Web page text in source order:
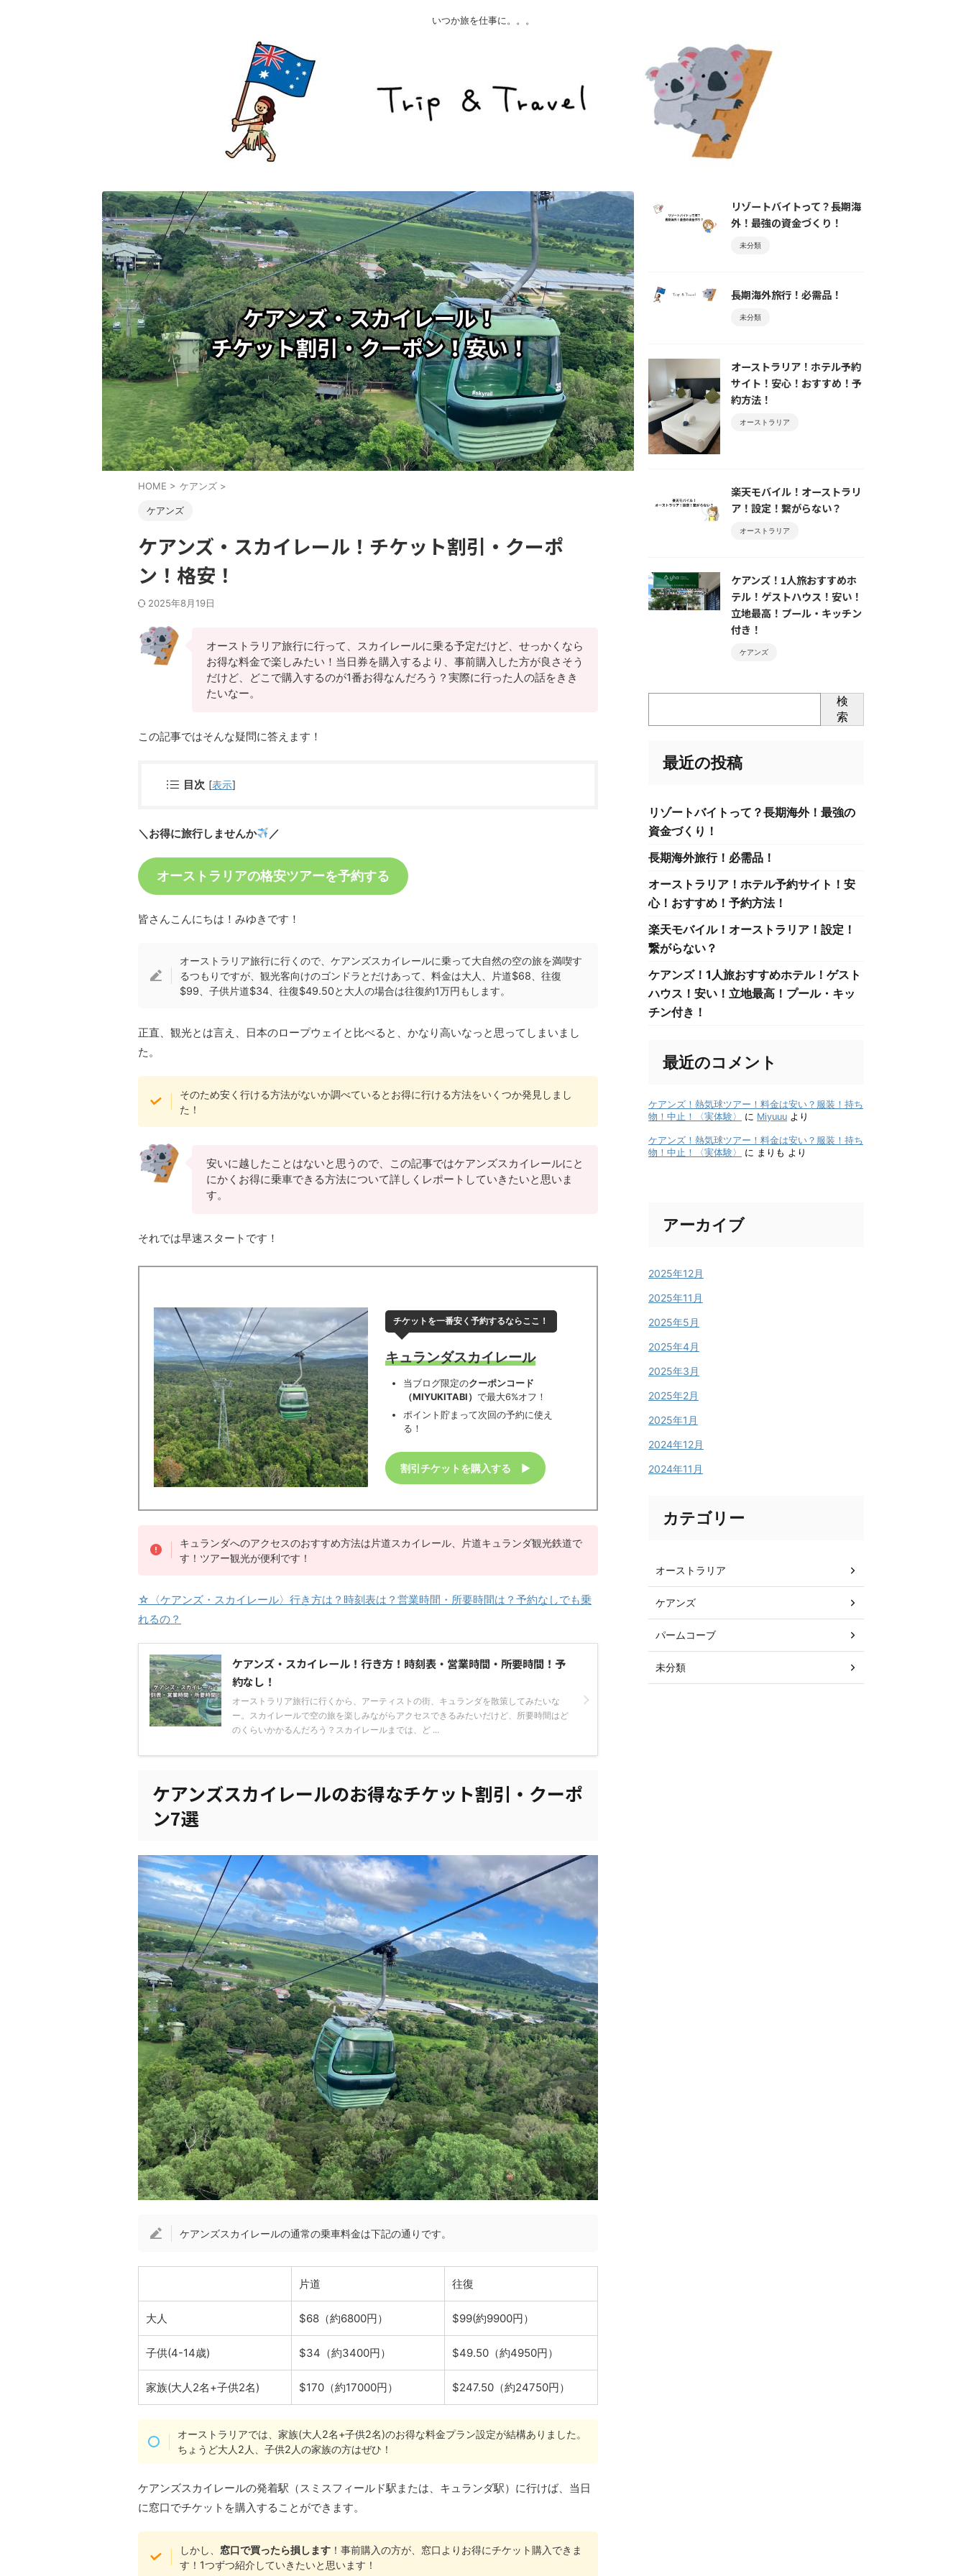
いつか旅を仕事に。。。
HOME > ケアンズ >
ケアンズ
ケアンズ・スカイレール！チケット割引・クーポ
ン！格安！
2025年8月19日
オーストラリア旅行に行って、スカイレールに乗る予定だけど、せっかくなら
お得な料金で楽しみたい！当日券を購入するより、事前購入した方が良さそう
だけど、どこで購入するのが1番お得なんだろう？実際に行った人の話をきき
たいなー。
この記事ではそんな疑問に答えます！
目次 [表示]
＼お得に旅行しませんか ／
オーストラリアの格安ツアーを予約する
皆さんこんにちは！みゆきです！
オーストラリア旅行に行くので、ケアンズスカイレールに乗って大自然の空の旅を満喫す
るつもりですが、観光客向けのゴンドラとだけあって、料金は大人、片道$68、往復
$99、子供片道$34、往復$49.50と大人の場合は往復約1万円もします。
正直、観光とは言え、日本のロープウェイと比べると、かなり高いなっと思ってしまいまし
た。
そのため安く行ける方法がないか調べているとお得に行ける方法をいくつか発見しまし
た！
安いに越したことはないと思うので、この記事ではケアンズスカイレールにと
にかくお得に乗車できる方法について詳しくレポートしていきたいと思いま
す。
それでは早速スタートです！
チケットを一番安く予約するならここ！
キュランダスカイレール
当ブログ限定のクーポンコード
（MIYUKITABI）で最大6%オフ！
ポイント貯まって次回の予約に使え
る！
割引チケットを購入する ▶︎
キュランダへのアクセスのおすすめ方法は片道スカイレール、片道キュランダ観光鉄道で
す！ツアー観光が便利です！
☆〈ケアンズ・スカイレール〉行き方は？時刻表は？営業時間・所要時間は？予約なしでも乗
れるの？
ケアンズ・スカイレール！行き方！時刻表・営業時間・所要時間！予
約なし！
オーストラリア旅行に行くから、アーティストの街、キュランダを散策してみたいな
ー。スカイレールで空の旅を楽しみながらアクセスできるみたいだけど、所要時間はど
のくらいかかるんだろう？スカイレールまでは、ど ...
ケアンズスカイレールのお得なチケット割引・クーポ
ン7選
ケアンズスカイレールの通常の乗車料金は下記の通りです。
片道 往復
大人 $68（約6800円） $99(約9900円）
子供(4-14歳) $34（約3400円） $49.50（約4950円）
家族(大人2名+子供2名) $170（約17000円） $247.50（約24750円）
オーストラリアでは、家族(大人2名+子供2名)のお得な料金プラン設定が結構ありました。
ちょうど大人2人、子供2人の家族の方はぜひ！
ケアンズスカイレールの発着駅（スミスフィールド駅または、キュランダ駅）に行けば、当日
に窓口でチケットを購入することができます。
しかし、 窓口で買ったら損します ！事前購入の方が、窓口よりお得にチケット購入できま
す！1つずつ紹介していきたいと思います！
リゾートバイトって？長期海
外！最強の資金づくり！
未分類
長期海外旅行！必需品！
未分類
オーストラリア！ホテル予約
サイト！安心！おすすめ！予
約方法！
オーストラリア
楽天モバイル！オーストラリ
ア！設定！繋がらない？
オーストラリア
ケアンズ！1人旅おすすめホ
テル！ゲストハウス！安い！
立地最高！プール・キッチン
付き！
ケアンズ
検
索
最近の投稿
リゾートバイトって？長期海外！最強の
資金づくり！
長期海外旅行！必需品！
オーストラリア！ホテル予約サイト！安
心！おすすめ！予約方法！
楽天モバイル！オーストラリア！設定！
繋がらない？
ケアンズ！1人旅おすすめホテル！ゲスト
ハウス！安い！立地最高！プール・キッ
チン付き！
最近のコメント
ケアンズ！熱気球ツアー！料金は安い？服装！持ち
物！中止！〈実体験〉
に Miyuuu より
ケアンズ！熱気球ツアー！料金は安い？服装！持ち
物！中止！〈実体験〉
に まりも より
アーカイブ
2025年12月
2025年11月
2025年5月
2025年4月
2025年3月
2025年2月
2025年1月
2024年12月
2024年11月
カテゴリー
オーストラリア
ケアンズ
パームコーブ
未分類